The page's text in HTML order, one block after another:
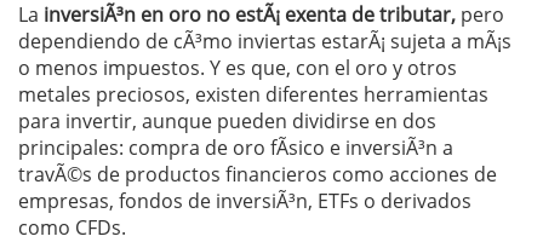
La inversiÃ³n en oro no estÃ¡ exenta de tributar, pero
dependiendo de cÃ³mo inviertas estarÃ¡ sujeta a mÃ¡s
o menos impuestos. Y es que, con el oro y otros
metales preciosos, existen diferentes herramientas
para invertir, aunque pueden dividirse en dos
principales: compra de oro fÃ­sico e inversiÃ³n a
travÃ©s de productos financieros como acciones de
empresas, fondos de inversiÃ³n, ETFs o derivados
como CFDs.